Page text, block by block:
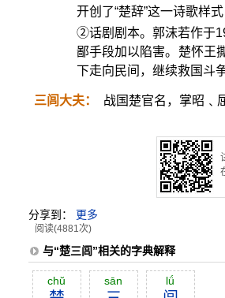
开创了“楚辞”这一诗歌样
②话剧剧本。郭沫若作于
鄙手段加以陷害。楚怀王
下走向民间，继续救国斗争
三闾大夫： 战国楚官名，掌昭﹑
分享到： 更多
阅读(4881次)
与“楚三闾”相关的字典解释
chŭ sān lǘ